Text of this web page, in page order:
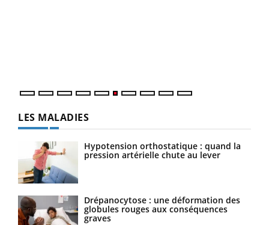
LES MALADIES
Hypotension orthostatique : quand la
pression artérielle chute au lever
Drépanocytose : une déformation des
globules rouges aux conséquences
graves